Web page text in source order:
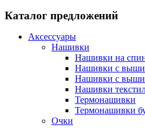
Каталог предложений
Аксессуары
Нашивки
Нашивки на
Нашивки с
Нашивки с
Нашивки
Термонашивки
Термонашивки
Очки